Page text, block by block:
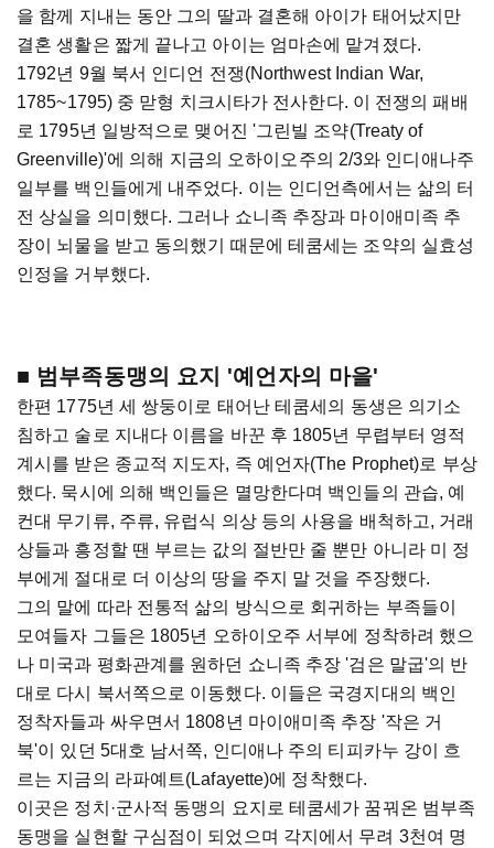
을 함께 지내는 동안 그의 딸과 결혼해 아이가 태어났지만
결혼 생활은 짧게 끝나고 아이는 엄마손에 맡겨졌다.
1792년 9월 북서 인디언 전쟁(Northwest Indian War,
1785~1795) 중 맏형 치크시타가 전사한다. 이 전쟁의 패배
로 1795년 일방적으로 맺어진 '그린빌 조약(Treaty of
Greenville)'에 의해 지금의 오하이오주의 2/3와 인디애나주
일부를 백인들에게 내주었다. 이는 인디언측에서는 삶의 터
전 상실을 의미했다. 그러나 쇼니족 추장과 마이애미족 추
장이 뇌물을 받고 동의했기 때문에 테쿰세는 조약의 실효성
인정을 거부했다.
■ 범부족동맹의 요지 '예언자의 마을'
한편 1775년 세 쌍둥이로 태어난 테쿰세의 동생은 의기소
침하고 술로 지내다 이름을 바꾼 후 1805년 무렵부터 영적
계시를 받은 종교적 지도자, 즉 예언자(The Prophet)로 부상
했다. 묵시에 의해 백인들은 멸망한다며 백인들의 관습, 예
컨대 무기류, 주류, 유럽식 의상 등의 사용을 배척하고, 거래
상들과 흥정할 땐 부르는 값의 절반만 줄 뿐만 아니라 미 정
부에게 절대로 더 이상의 땅을 주지 말 것을 주장했다.
그의 말에 따라 전통적 삶의 방식으로 회귀하는 부족들이
모여들자 그들은 1805년 오하이오주 서부에 정착하려 했으
나 미국과 평화관계를 원하던 쇼니족 추장 '검은 말굽'의 반
대로 다시 북서쪽으로 이동했다. 이들은 국경지대의 백인
정착자들과 싸우면서 1808년 마이애미족 추장 '작은 거
북'이 있던 5대호 남서쪽, 인디애나 주의 티피카누 강이 흐
르는 지금의 라파예트(Lafayette)에 정착했다.
이곳은 정치·군사적 동맹의 요지로 테쿰세가 꿈꿔온 범부족
동맹을 실현할 구심점이 되었으며 각지에서 무려 3천여 명